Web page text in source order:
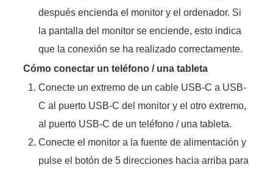
después encienda el monitor y el ordenador. Si
la pantalla del monitor se enciende, esto indica
que la conexión se ha realizado correctamente.
Cómo conectar un teléfono / una tableta
Conecte un extremo de un cable USB-C a USB-
C al puerto USB-C del monitor y el otro extremo,
al puerto USB-C de un teléfono / una tableta.
Conecte el monitor a la fuente de alimentación y
pulse el botón de 5 direcciones hacia arriba para